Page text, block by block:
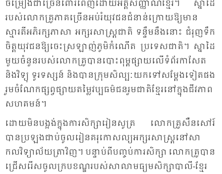
ចម្រៀង​ជា​ច្រើន​ពោរ​ពេញ​ដោយ​អត្ត​សញ្ញាណ​ខ្មែរ។ ស្នា​ដៃ​
របស់​លោក​គ្រូ​ភាគ​ច្រើន​អប់រំ​យុវ​ជន​ជំ​នាន់​ក្រោយ​ឱ្យ​មាន​
ស្មារតី​អភិ​រក្ស​ភា​សា អក្សរ​សាស្រ្ត​ជាតិ ទន្ទឹម​នឹង​នោះ ជំ​រុញ​ទឹក​
ចិត្ត​យុវ​ជន​ឱ្យ​ចេះ​ស្រ​ឡាញ់​ភូមិ​កំ​ណើត ប្រ​ទេស​ជាតិ។ ស្នា​ដៃ​
មួយ​ចំ​នួន​របស់​លោក​គ្រូ​បាន​បោះ​ពុម្ព​ផ្សាយ​លើ​ទំ​ព័រ​កា​សែត​
និង​វិទ្យុ ទូរ​ទស្សន៍ និង​បាន​ក្រុម​សិល្បៈ​យក​ទៅ​សម្តែង​ទៀត​ផង
រួម​ចំ​ណែក​ផ្សព្វ​ផ្សាយ​តម្លៃ​វប្ប​ធម៌​ជន​រួម​ជាតិ​ខ្មែរ​នៅ​ក្នុង​ជីវ​ភាព​
សហ​គមន៍។
ដោយ​មិន​បង្អង់​ក្នុង​ការ​សិក្សា​រៀន​សូត្រ លោក​គ្រូ​សឺន​សៅរ៍
បាន​ប្រ​ឡង​ជាប់​ចូល​រៀន​គរុ​កោ​សល្យ​អក្សរ​សាស្ត្រ​នៅ​សា​
កល​វិទ្យា​ល័យ​ត្រា​វិញ។ បន្ទាប់​ពី​បញ្ចប់​ការ​សិក្សា លោក​គ្រូ​បាន​
ជ្រើស​រើស​ចូល​ក្រប​ខណ្ឌ​របស់​សា​លា​មធ្យម​សិក្សា​បា​លី-ខ្មែរ​